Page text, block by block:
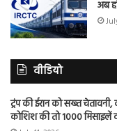
अब
वीडियो
ट्रंप की ईरान को सख्त
कोशिश की तो 1000 मिसाइलें